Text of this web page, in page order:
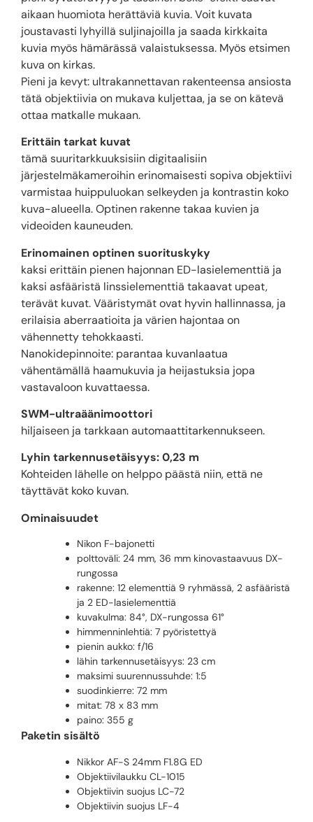
aikaan huomiota herättäviä kuvia. Voit kuvata
joustavasti lyhyillä suljinajoilla ja saada kirkkaita
kuvia myös hämärässä valaistuksessa. Myös etsimen
kuva on kirkas.
Pieni ja kevyt: ultrakannettavan rakenteensa ansiosta
tätä objektiivia on mukava kuljettaa, ja se on kätevä
ottaa matkalle mukaan.
Erittäin tarkat kuvat
tämä suuritarkkuuksisiin digitaalisiin
järjestelmäkameroihin erinomaisesti sopiva objektiivi
varmistaa huippuluokan selkeyden ja kontrastin koko
kuva-alueella. Optinen rakenne takaa kuvien ja
videoiden kauneuden.
Erinomainen optinen suorituskyky
kaksi erittäin pienen hajonnan ED-lasielementtiä ja
kaksi asfääristä linssielementtiä takaavat upeat,
terävät kuvat. Vääristymät ovat hyvin hallinnassa, ja
erilaisia aberraatioita ja värien hajontaa on
vähennetty tehokkaasti.
Nanokidepinnoite: parantaa kuvanlaatua
vähentämällä haamukuvia ja heijastuksia jopa
vastavaloon kuvattaessa.
SWM-ultraäänimoottori
hiljaiseen ja tarkkaan automaattitarkennukseen.
Lyhin tarkennusetäisyys: 0,23 m
Kohteiden lähelle on helppo päästä niin, että ne
täyttävät koko kuvan.
Ominaisuudet
Nikon F-bajonetti
polttoväli: 24 mm, 36 mm kinovastaavuus DX-
rungossa
rakenne: 12 elementtiä 9 ryhmässä, 2 asfääristä
ja 2 ED-lasielementtiä
kuvakulma: 84°, DX-rungossa 61°
himmenninlehtiä: 7 pyöristettyä
pienin aukko: f/16
lähin tarkennusetäisyys: 23 cm
maksimi suurennussuhde: 1:5
suodinkierre: 72 mm
mitat: 78 x 83 mm
paino: 355 g
Paketin sisältö
Nikkor AF-S 24mm F1.8G ED
Objektiivilaukku CL-1015
Objektiivin suojus LC-72
Objektiivin suojus LF-4